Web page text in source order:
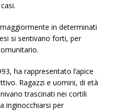
in determinati
si sentivano forti, per
ha rappresentato l’apice
Ragazzi e uomini, di età
trascinati nei cortili
inginocchiarsi per